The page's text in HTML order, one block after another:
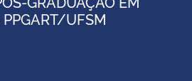
PPGART/UFSM